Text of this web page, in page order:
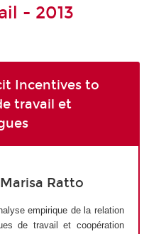
- 2013
Incentives to
travail et
Ratto
empirique de la relation
de travail et coopération